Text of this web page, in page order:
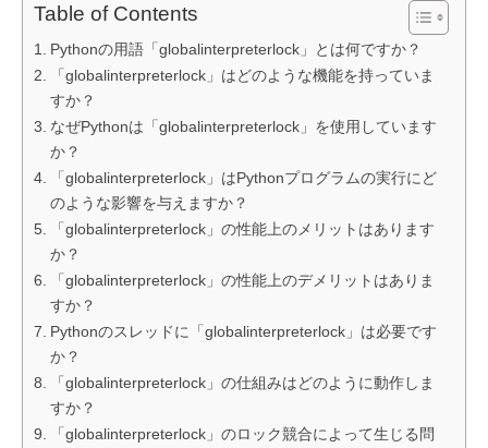
Table of Contents
Pythonの用語「globalinterpreterlock」とは何ですか？
「globalinterpreterlock」はどのような機能を持っていま
すか？
なぜPythonは「globalinterpreterlock」を使用しています
か？
「globalinterpreterlock」はPythonプログラムの実行にど
のような影響を与えますか？
「globalinterpreterlock」の性能上のメリットはあります
か？
「globalinterpreterlock」の性能上のデメリットはありま
すか？
Pythonのスレッドに「globalinterpreterlock」は必要です
か？
「globalinterpreterlock」の仕組みはどのように動作しま
すか？
「globalinterpreterlock」のロック競合によって生じる問